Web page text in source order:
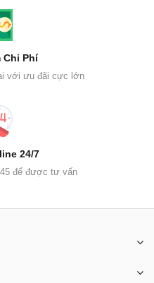
Chi Phí
với ưu đãi cực lớn
24/7
để được tư vấn